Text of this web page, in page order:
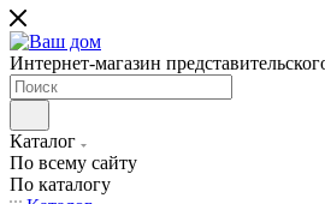
Интернет-магазин
Каталог
По всему сайту
По каталогу